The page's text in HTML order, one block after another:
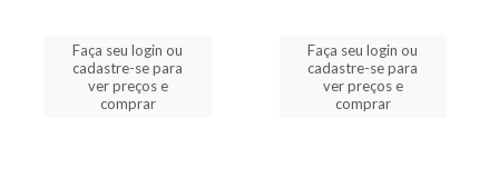
Faça seu login ou
cadastre-se para
ver preços e
comprar
Faça seu login ou
cadastre-se para
ver preços e
comprar